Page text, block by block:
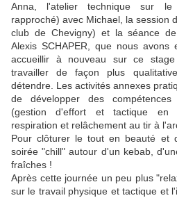
Anna, l'atelier technique sur le
rapproché) avec Michael, la session
club de Chevigny) et la séance
Alexis SCHAPER, que nous
accueillir à nouveau sur ce
travailler de façon plus
détendre. Les activités annexes
de développer des
(gestion d'effort et tactique en
respiration et relâchement au tir à
Pour clôturer le tout en beauté et
soirée "chill" autour d'un kebab,
fraîches !
Après cette journée un peu plus
sur le travail physique et tactique et